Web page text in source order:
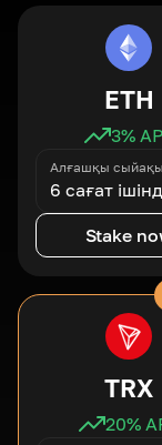
ETH
3%
Алғашқы
6 сағат
Stake
TRX
20%